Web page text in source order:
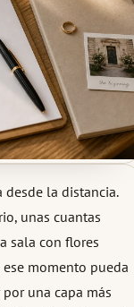
la distancia.
unas cuantas
sala con flores
momento pueda
una capa más